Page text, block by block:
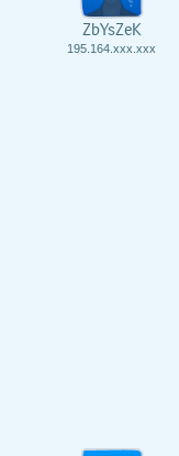
ZbYsZeK
195.164.xxx.xxx